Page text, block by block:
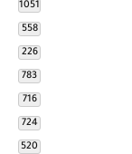
1051
558
226
783
716
724
520